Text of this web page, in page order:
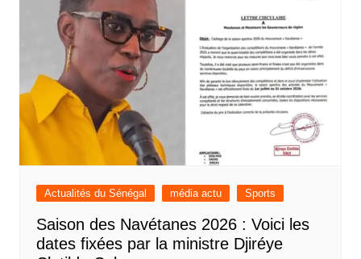
Actualités du Sénégal média actu Sports
Saison des Navétanes 2026 : Voici les
dates fixées par la ministre Djiréye